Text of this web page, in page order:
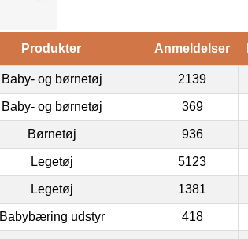
Produkter Anmeldelser
Baby- og børnetøj 2139
Baby- og børnetøj 369
Børnetøj 936
Legetøj 5123
Legetøj 1381
Babybæring udstyr 418